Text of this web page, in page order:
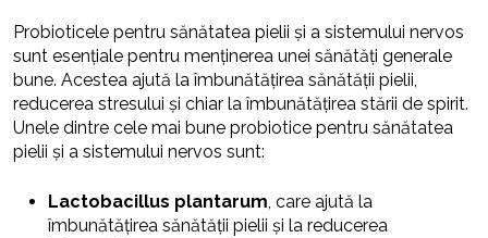
Probioticele pentru sănătatea pielii și a sistemului nervos
sunt esențiale pentru menținerea unei sănătăți generale
bune. Acestea ajută la îmbunătățirea sănătății pielii,
reducerea stresului și chiar la îmbunătățirea stării de spirit.
Unele dintre cele mai bune probiotice pentru sănătatea
pielii și a sistemului nervos sunt:
Lactobacillus plantarum, care ajută la
îmbunătățirea sănătății pielii și la reducerea